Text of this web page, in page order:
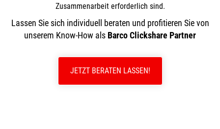
Zusammenarbeit erforderlich sind.
Lassen Sie sich individuell beraten und profitieren Sie von
unserem Know-How als Barco Clickshare Partner
JETZT BERATEN LASSEN!